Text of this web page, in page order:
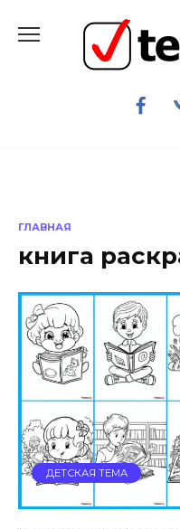
содержанию
ГЛАВНАЯ
книга
ДЕТСКАЯ ТЕМА